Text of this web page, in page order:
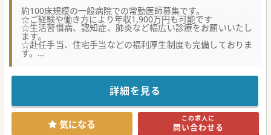
約100床規模の一般病院での常勤医師募集です。
☆ご経験や働き方により年収1,900万円も可能です
☆生活習慣病、認知症、肺炎など幅広い診療をお願いいたし
ます。
☆赴任手当、住宅手当などの福利厚生制度も完備しておりま
す。
体制強化を図るための増員募集を行っております。
病院と隣接する院内保育施設もございますため育児中の医師
にも働きやすい環境をご用意しております。
当直は月3回程度です。働き方のご希望がある場合はお気軽
にお申し付けください。
詳細を見る
気になる この求人に
問い合わせる